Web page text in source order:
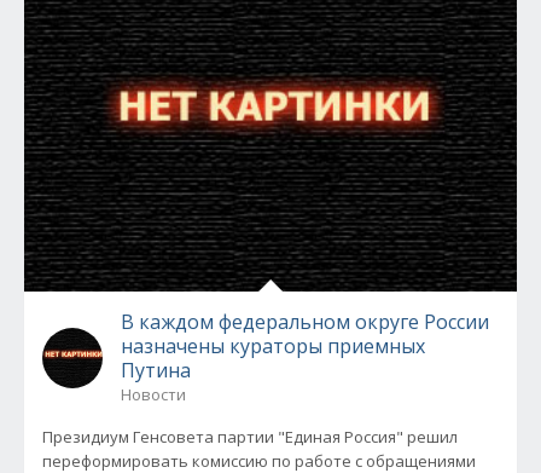
В каждом федеральном округе России
назначены кураторы приемных
Путина
Новости
Президиум Генсовета партии "Единая Россия" решил
переформировать комиссию по работе с обращениями